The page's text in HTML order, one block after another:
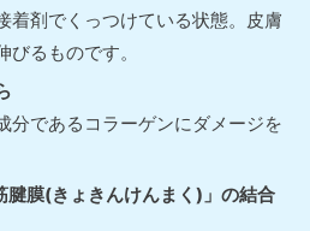
着剤でくっつけている状態。皮膚
るものです。
分であるコラーゲンにダメージを
腱膜(きょきんけんまく)」の結合